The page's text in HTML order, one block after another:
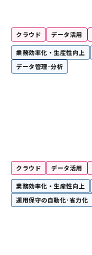
クラウド データ活用
業務効率化・生産性向上
データ管理･分析
クラウド データ活用
業務効率化・生産性向上
運用保守の自動化･省力化